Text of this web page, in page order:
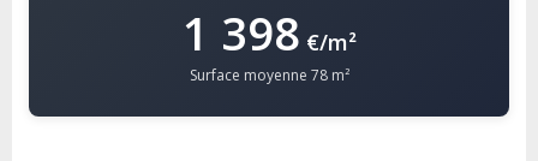
1 398 €/m²
Surface moyenne 78 m²